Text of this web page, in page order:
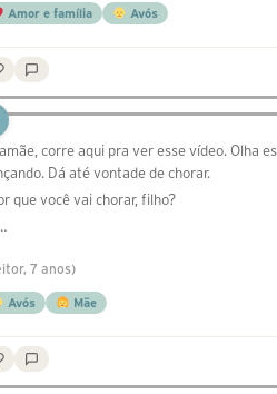
Amor e família Avós
corre aqui pra ver esse vídeo. Olha
Dá até vontade de chorar.
que você vai chorar, filho?
7 anos)
Avós Mãe